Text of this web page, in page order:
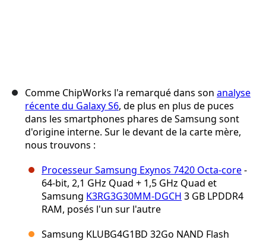
Comme ChipWorks l'a remarqué dans son analyse
récente du Galaxy S6, de plus en plus de puces
dans les smartphones phares de Samsung sont
d'origine interne. Sur le devant de la carte mère,
nous trouvons :
Processeur Samsung Exynos 7420 Octa-core-
64-bit, 2,1 GHz Quad + 1,5 GHz Quad et
Samsung K3RG3G30MM-DGCH 3 GB LPDDR4
RAM, posés l'un sur l'autre
Samsung KLUBG4G1BD 32Go NAND Flash